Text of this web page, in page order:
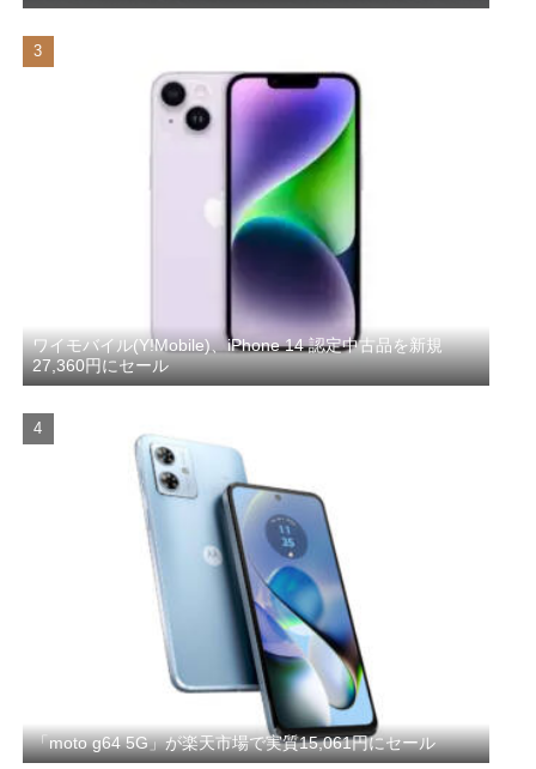
ワイモバイル(Y!Mobile)、iPhone 14 認定中古品を新規
27,360円にセール
「moto g64 5G」が楽天市場で実質15,061円にセール